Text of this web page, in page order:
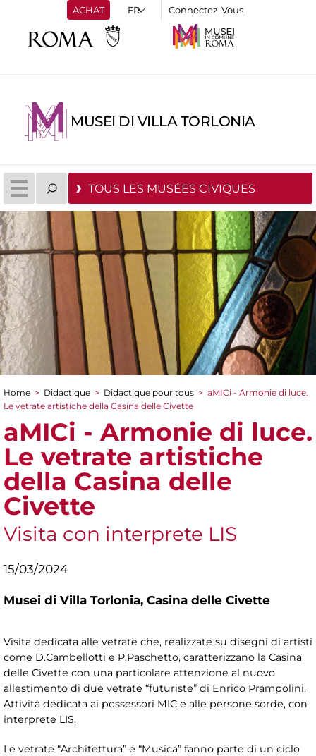
ACHAT Connectez-Vous
MUSEI DI VILLA TORLONIA
TOUS LES MUSÉES CIVIQUES
You are here
Home > Didactique > Didactique pour tous > aMICi - Armonie di luce.
Le vetrate artistiche della Casina delle Civette
aMICi - Armonie di luce.
Le vetrate artistiche
della Casina delle
Civette
Visita con interprete LIS
15/03/2024
Musei di Villa Torlonia, Casina delle Civette
Visita dedicata alle vetrate che, realizzate su disegni di artisti
come D.Cambellotti e P.Paschetto, caratterizzano la Casina
delle Civette con una particolare attenzione al nuovo
allestimento di due vetrate “futuriste” di Enrico Prampolini.
Attività dedicata ai possessori MIC e alle persone sorde, con
interprete LIS.
Le vetrate “Architettura” e “Musica” fanno parte di un ciclo